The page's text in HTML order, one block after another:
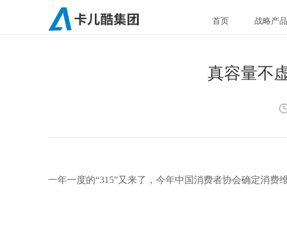
首页 战略产
真容量不
一年一度的“315”又来了，今年中国消费者协会确定消费